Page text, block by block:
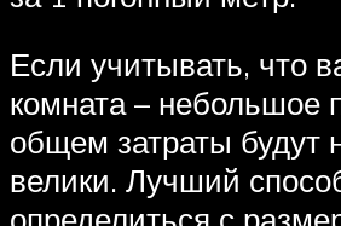
Если учитывать, что
комната – небольшое
общем затраты будут
велики. Лучший